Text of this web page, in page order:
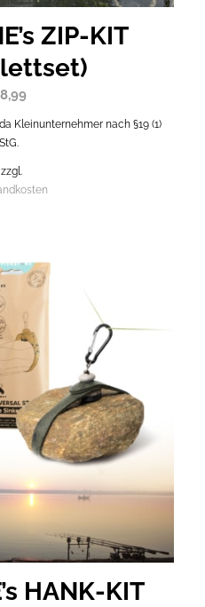
ZIP-KIT
Kleinunternehmer nach §19 (1)
zzgl.
HANK-KIT